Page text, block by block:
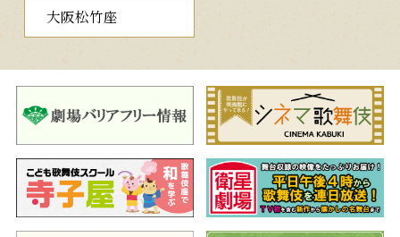
一、通し狂言青砥稿花紅彩画
白浪五人男
小山家の息女である千寿姫が局の柵たちを引き連れて初瀬寺へ
参拝にやって来ます。そこへ死んだはずの許婚の信田小太郎が現
れるので、千寿姫は身を任せ家の重宝の千鳥の香合を預けます。
南郷力丸。弁天小僧の前に大盗賊の日本駄右衛門が現れ、千鳥の
香合をめぐって争いますが、駄右衛門の勧めに従い弁天小僧は一
味に加わります。一方、信田家の旧臣の赤星十三郎が主人の金策
に苦慮するところ、回向料を盗み出した家来筋の忠信利平から百
大阪松竹座